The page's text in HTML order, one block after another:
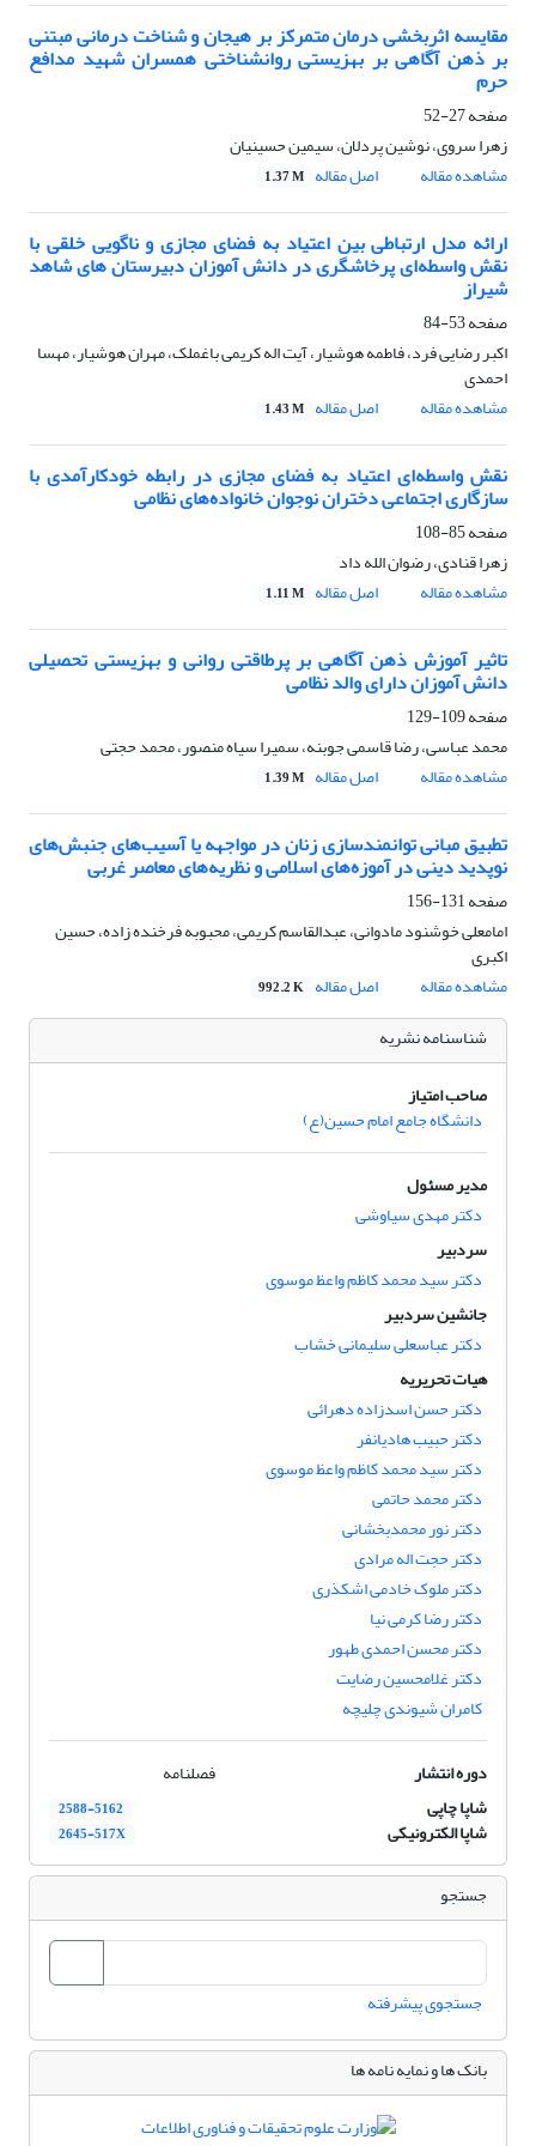
مقایسه اثربخشی درمان متمرکز بر هیجان و شناخت درمانی مبتنی
بر ذهن آگاهی بر بهزیستی روانشناختی همسران شهید مدافع
حرم
صفحه27-52
زهرا سروی، نوشین پردلان، سیمین حسینیان
مشاهده مقاله
اصل مقاله 1.37 M
ارائه مدل ارتباطی بین اعتیاد به فضای مجازی و ناگویی خلقی با
نقش واسطه‌ای پرخاشگری در دانش آموزان دبیرستان های شاهد
شیراز
صفحه53-84
اکبر رضایی فرد، فاطمه هوشیار، آیت اله کریمی باغملک، مهران هوشیار، مهسا
احمدی
مشاهده مقاله
اصل مقاله 1.43 M
نقش واسطه‌ای اعتیاد به فضای مجازی در رابطه خودکارآمدی با
سازگاری اجتماعی دختران نوجوان خانواده‌های نظامی
صفحه85-108
زهرا قنادی، رضوان الله داد
مشاهده مقاله
اصل مقاله 1.11 M
تاثیر آموزش ذهن آگاهی بر پرطاقتی روانی و بهزیستی تحصیلی
دانش آموزان دارای والد نظامی
صفحه109-129
محمد عباسی، رضا قاسمی جوبنه، سمیرا سیاه منصور، محمد حجتی
مشاهده مقاله
اصل مقاله 1.39 M
تطبیق مبانی توانمندسازی زنان در مواجهه یا آسیب‌های جنبش‌های
نوپدید دینی در آموزه‌های اسلامی و نظریه‌های معاصر غربی
صفحه131-156
امامعلی خوشنود مادوانی، عبدالقاسم کریمی، محبوبه فرخنده زاده، حسین
اکبری
مشاهده مقاله
اصل مقاله 992.2 K
شناسنامه نشریه
صاحب امتیاز
دانشگاه جامع امام حسین(ع)
مدیر مسئول
دکتر مهدی سیاوشی
سردبیر
دکتر سید محمد کاظم واعظ موسوی
جانشین سردبیر
دکتر عباسعلی سلیمانی خشاب
هیات تحریریه
دکتر حسن اسدزاده دهرائى
دکتر حبیب هادیانفر
دکتر سید محمد کاظم واعظ موسوی
دکتر محمد حاتمی
دکتر نور محمدبخشانی
دکتر حجت اله مرادی
دکتر ملوک خادمی اشکذری
دکتر رضا کرمی نیا
دکتر محسن احمدی طهور
دکتر غلامحسین رضایت
کامران شیوندی چلیچه
دوره انتشار
فصلنامه
شاپا چاپی
2588-5162
شاپا الکترونیکی 2645-517X
جستجو
جستجوی پیشرفته
بانک ها و نمایه نامه ها